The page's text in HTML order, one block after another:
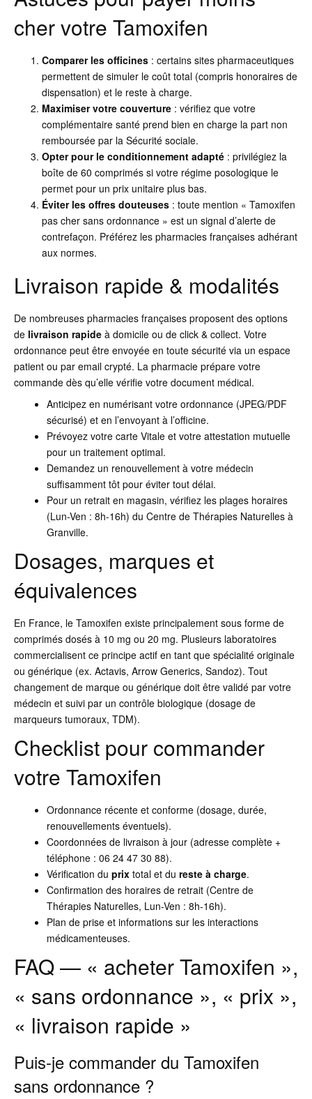
cher votre Tamoxifen
Comparer les officines : certains sites pharmaceutiques
permettent de simuler le coût total (compris honoraires de
dispensation) et le reste à charge.
Maximiser votre couverture : vérifiez que votre
complémentaire santé prend bien en charge la part non
remboursée par la Sécurité sociale.
Opter pour le conditionnement adapté : privilégiez la
boîte de 60 comprimés si votre régime posologique le
permet pour un prix unitaire plus bas.
Éviter les offres douteuses : toute mention « Tamoxifen
pas cher sans ordonnance » est un signal d’alerte de
contrefaçon. Préférez les pharmacies françaises adhérant
aux normes.
Livraison rapide & modalités
De nombreuses pharmacies françaises proposent des options
de livraison rapide à domicile ou de click & collect. Votre
ordonnance peut être envoyée en toute sécurité via un espace
patient ou par email crypté. La pharmacie prépare votre
commande dès qu’elle vérifie votre document médical.
Anticipez en numérisant votre ordonnance (JPEG/PDF
sécurisé) et en l’envoyant à l’officine.
Prévoyez votre carte Vitale et votre attestation mutuelle
pour un traitement optimal.
Demandez un renouvellement à votre médecin
suffisamment tôt pour éviter tout délai.
Pour un retrait en magasin, vérifiez les plages horaires
(Lun-Ven : 8h-16h) du Centre de Thérapies Naturelles à
Granville.
Dosages, marques et
équivalences
En France, le Tamoxifen existe principalement sous forme de
comprimés dosés à 10 mg ou 20 mg. Plusieurs laboratoires
commercialisent ce principe actif en tant que spécialité originale
ou générique (ex. Actavis, Arrow Generics, Sandoz). Tout
changement de marque ou générique doit être validé par votre
médecin et suivi par un contrôle biologique (dosage de
marqueurs tumoraux, TDM).
Checklist pour commander
votre Tamoxifen
Ordonnance récente et conforme (dosage, durée,
renouvellements éventuels).
Coordonnées de livraison à jour (adresse complète +
téléphone : 06 24 47 30 88).
Vérification du prixtotal et du reste à charge.
Confirmation des horaires de retrait (Centre de
Thérapies Naturelles, Lun-Ven : 8h-16h).
Plan de prise et informations sur les interactions
médicamenteuses.
FAQ — « acheter Tamoxifen »,
« sans ordonnance », « prix »,
« livraison rapide »
Puis-je commander du Tamoxifen
sans ordonnance ?